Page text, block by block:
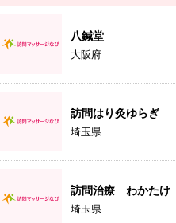
八鍼堂
大阪府
訪問はり灸ゆらぎ
埼玉県
訪問治療 わかたけ
埼玉県